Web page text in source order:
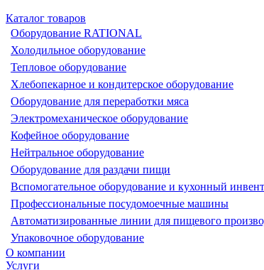
Каталог товаров
Оборудование RATIONAL
Холодильное оборудование
Тепловое оборудование
Хлебопекарное и кондитерское оборудование
Оборудование для переработки мяса
Электромеханическое оборудование
Кофейное оборудование
Нейтральное оборудование
Оборудование для раздачи пищи
Вспомогательное оборудование и кухонный
Профессиональные посудомоечные машины
Автоматизированные линии для пищевого
Упаковочное оборудование
О компании
Услуги